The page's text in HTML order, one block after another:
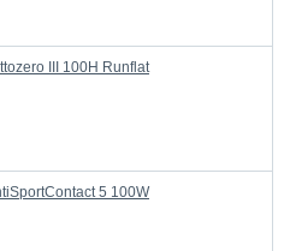
III 100H Runflat
5 100W